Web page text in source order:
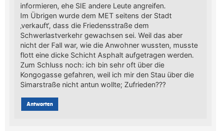
informieren, ehe SIE andere Leute angreifen.
Im Übrigen wurde dem MET seitens der Stadt
‚verkauft‘, dass die Friedensstraße dem
Schwerlastverkehr gewachsen sei. Weil das aber
nicht der Fall war, wie die Anwohner wussten, musste
flott eine dicke Schicht Asphalt aufgetragen werden.
Zum Schluss noch: ich bin sehr oft über die
Kongogasse gefahren, weil ich mir den Stau über die
Simarstraße nicht antun wollte; Zufrieden???
Antworten